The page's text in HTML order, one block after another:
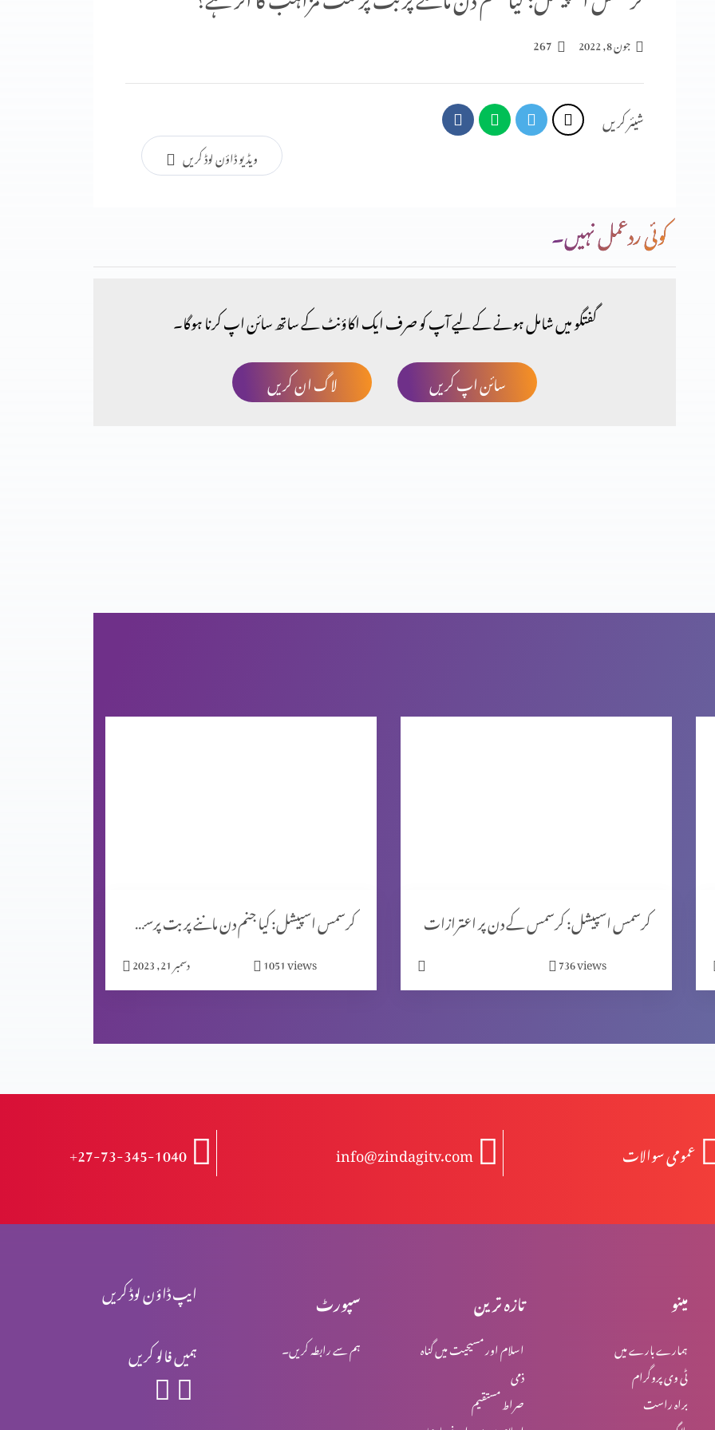
جون 8, 2022 267
شیئر کریں
ویڈیو ڈاؤن لوڈ کریں
کوئی ردعمل نہیں۔
گفتگو میں شامل ہونے کے لیے آپ کو صرف ایک اکاؤنٹ کے ساتھ سائن اپ کرنا ہوگا۔
لاگ ان کریں
سائن اپ کریں
کرسمس اسپیشل: کیا جنم دن ماننے پر بت پرست مزاہب کا اثر ہے؟
دسمبر 21, 2023 1051views
کرسمس اسپیشل: کرسمس کے دن پر اعترازات
736views
+27-73-345-1040 info@zindagitv.com عمومی سوالات
ایپ ڈاؤن لوڈ کریں
ہمیں فالو کریں
سپورٹ
ہم سے رابطہ کریں۔
تازہ ترین
اسلام اور مسیحیت میں گناہ
ذمی
صراط مستقیم
مینو
ہمارے بارے میں
ٹی وی پروگرام
براہ راست